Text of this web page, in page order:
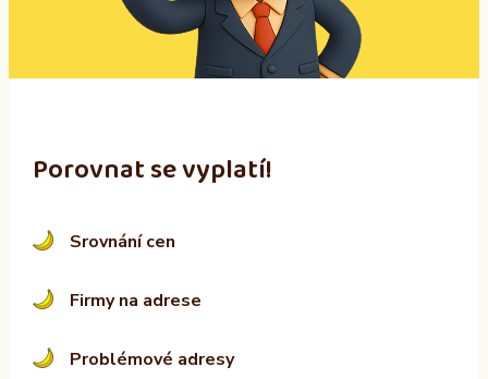
:
Porovnat se vyplatí!
Srovnání cen
Firmy na adrese
Problémové adresy